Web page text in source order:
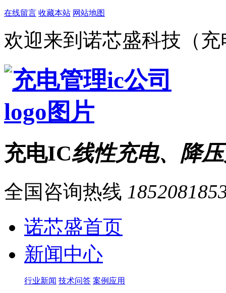
在线留言 收藏本站 网站地图
欢迎来到诺芯盛科技（
充电IC线性充电、降
全国咨询热线
诺芯盛首页
新闻中心
行业新闻 技术问答 案例应用